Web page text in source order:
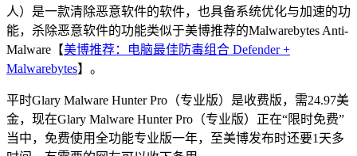
人）是一款清除恶意软件的软件，也具备系统优化与加速的功
能，杀除恶意软件的功能类似于美博推荐的Malwarebytes Anti-
Malware【美博推荐：电脑最佳防毒组合 Defender +
Malwarebytes】。
平时Glary Malware Hunter Pro（专业版）是收费版，需24.97美
金，现在Glary Malware Hunter Pro（专业版）正在“限时免费”
当中，免费使用全功能专业版一年，至美博发布时还要1天多